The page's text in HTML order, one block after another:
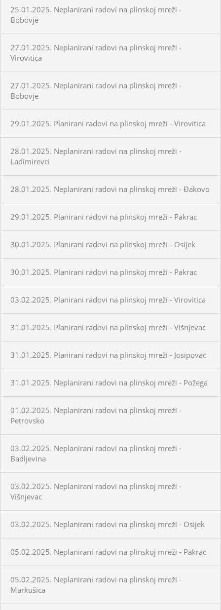
25.01.2025. Neplanirani radovi na plinskoj mreži -
Bobovje
27.01.2025. Neplanirani radovi na plinskoj mreži -
Virovitica
27.01.2025. Neplanirani radovi na plinskoj mreži -
Bobovje
29.01.2025. Planirani radovi na plinskoj mreži - Virovitica
28.01.2025. Neplanirani radovi na plinskoj mreži -
Ladimirevci
28.01.2025. Neplanirani radovi na plinskoj mreži - Đakovo
29.01.2025. Planirani radovi na plinskoj mreži - Pakrac
30.01.2025. Planirani radovi na plinskoj mreži - Osijek
30.01.2025. Planirani radovi na plinskoj mreži - Pakrac
03.02.2025. Planirani radovi na plinskoj mreži - Virovitica
31.01.2025. Planirani radovi na plinskoj mreži - Višnjevac
31.01.2025. Planirani radovi na plinskoj mreži - Josipovac
31.01.2025. Neplanirani radovi na plinskoj mreži - Požega
01.02.2025. Neplanirani radovi na plinskoj mreži -
Petrovsko
03.02.2025. Neplanirani radovi na plinskoj mreži -
Badljevina
03.02.2025. Neplanirani radovi na plinskoj mreži -
Višnjevac
03.02.2025. Neplanirani radovi na plinskoj mreži - Osijek
05.02.2025. Neplanirani radovi na plinskoj mreži - Pakrac
05.02.2025. Neplanirani radovi na plinskoj mreži -
Markušica